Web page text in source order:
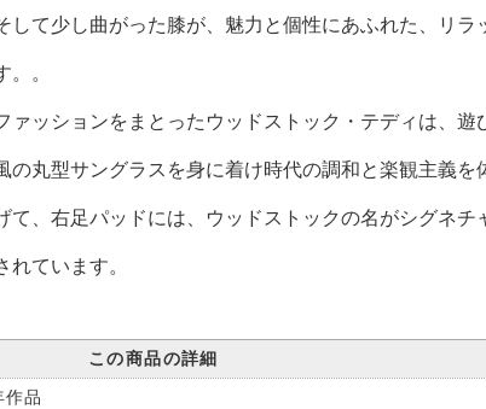
して少し曲がった膝が、魅力と個性にあふれた、リラ
。
ァッションをまとったウッドストック・テディは、遊
の丸型サングラスを身に着け時代の調和と楽観主義を
て、右足パッドには、ウッドストックの名がシグネチ
れています。
この商品の詳細
品